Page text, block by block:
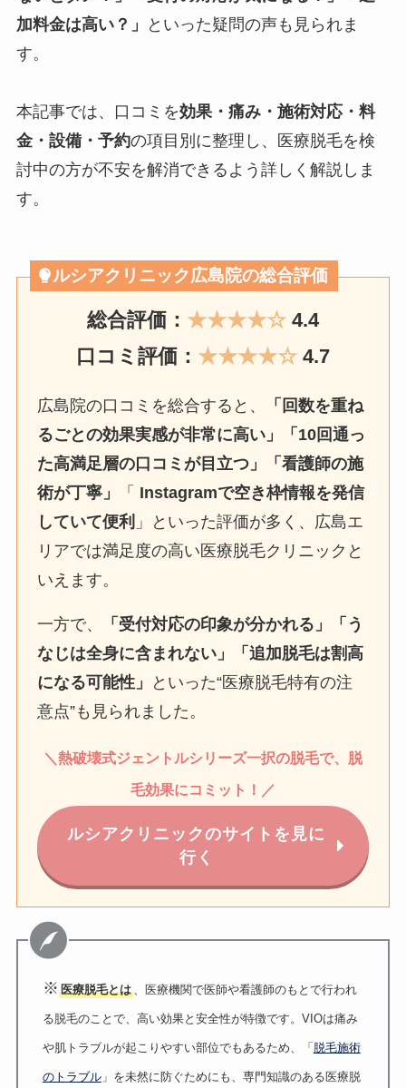
加料金は高い？」
といった疑問の声も見られま
す。
本記事では、口コミを効果・痛み・施術対応・料
金・設備・予約の項目別に整理し、医療脱毛を検
討中の方が不安を解消できるよう詳しく解説しま
す。
ルシアクリニック広島院の総合評価
総合評価： ★★★★☆ 4.4
口コミ評価： ★★★★☆ 4.7
広島院の口コミを総合すると、
「回数を重ね
るごとの効果実感が非常に高い」「10回通っ
た高満足層の口コミが目立つ」「看護師の施
術が丁寧」
「 Instagramで空き枠情報を発信
していて便利 」といった評価が多く、広島エ
リアでは満足度の高い医療脱毛クリニックと
いえます。
一方で、
「受付対応の印象が分かれる」「う
なじは全身に含まれない」「追加脱毛は割高
になる可能性」
といった“医療脱毛特有の注
意点”も見られました。
＼ 熱破壊式ジェントルシリーズ一択の脱毛で、脱
毛効果にコミット！ ／
ルシアクリニックのサイトを見に
行く
※ 医療脱毛とは、医療機関で医師や看護師のもとで行われ
る脱毛のことで、高い効果と安全性が特徴です。VIOは痛み
や肌トラブルが起こりやすい部位でもあるため、「 脱毛施術
のトラブル」を未然に防ぐためにも、専門知識のある医療脱